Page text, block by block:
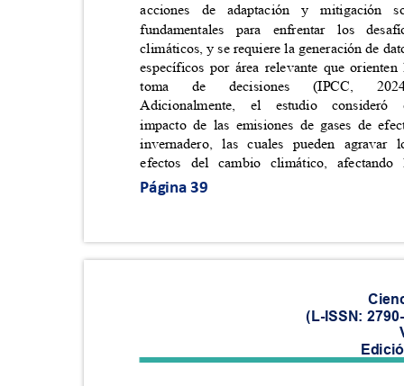
acciones de adaptación y
fundamentales para enfrentar los
climáticos, y se requiere la generación de
específicos por área relevante que
toma
de decisiones (IPCC,
Adicionalmente, el estudio
impacto de las emisiones de gases de
invernadero, las cuales pueden
efectos del cambio climático,
Página 39
(L-ISSN: